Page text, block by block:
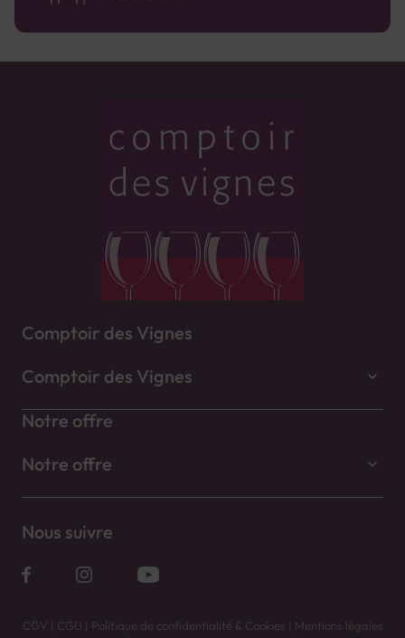
Comptoir des Vignes
Comptoir des Vignes
Notre offre
Notre offre
Nous suivre
CGV | CGU | Politique de confidentialité & Cookies | Mentions légales